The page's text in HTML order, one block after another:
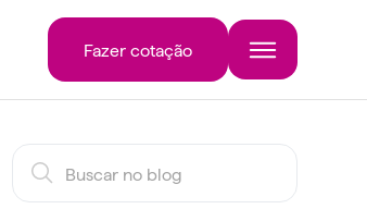
Fazer cotação